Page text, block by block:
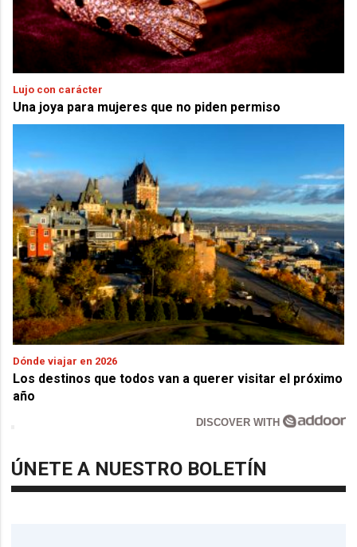
Lujo con carácter
Una joya para mujeres que no piden permiso
Dónde viajar en 2026
Los destinos que todos van a querer visitar el próximo
año
DISCOVER WITH
ÚNETE A NUESTRO BOLETÍN